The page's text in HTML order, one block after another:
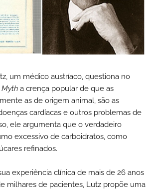
um médico austríaco, questiona no
a crença popular de que as
as de origem animal, são as
cardíacas e outros problemas de
ele argumenta que o verdadeiro
excessivo de carboidratos, como
refinados.
experiência clínica de mais de 26 anos
milhares de pacientes, Lutz propõe uma